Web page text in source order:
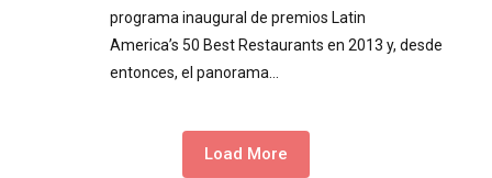
programa inaugural de premios Latin
America’s 50 Best Restaurants en 2013 y, desde
entonces, el panorama…
Load More